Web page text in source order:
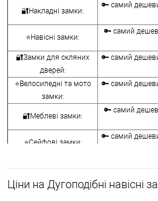
🔐Накладні замки:
🔑 самий
⭐Навісні замки:
🔑 самий
🔐Замки для скляних
дверей:
🔑 самий
⭐Велосипедні та мото
замки:
🔑 самий
🔐Меблеві замки:
🔑 самий
⭐Сейфові замки:
🔑 самий
🔐Кодові замки:
⭐Протипожежна
🔑 самий
Ціни на Дугоподібні навісні